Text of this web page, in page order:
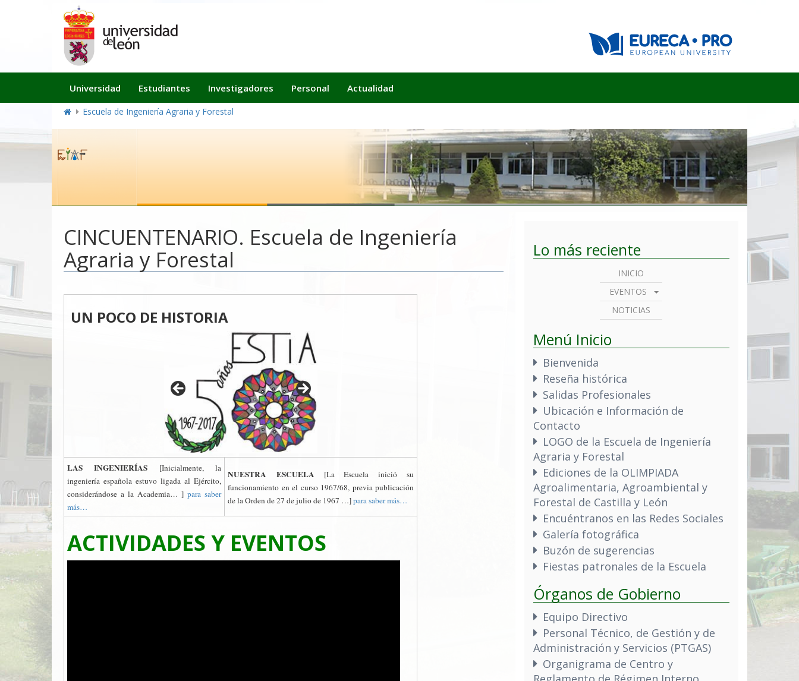
Navegación
principal
Universidad Estudiantes Investigadores Personal Actualidad
Escuela de Ingeniería Agraria y Forestal
CINCUENTENARIO. Escuela de Ingeniería
Agraria y Forestal
UN POCO DE HISTORIA
LAS INGENIERÍAS
[Inicialmente, la
ingeniería española estuvo ligada al Ejército,
considerándose a la Academia… ] para saber
más…
NUESTRA ESCUELA
[La Escuela inició su
funcionamiento en el curso 1967/68, previa publicación
de la Orden de 27 de julio de 1967 …]para saber más…
ACTIVIDADES Y EVENTOS
Lo más reciente
INICIO
EVENTOS
NOTICIAS
Menú Inicio
Bienvenida
Reseña histórica
Salidas Profesionales
Ubicación e Información de
Contacto
LOGO de la Escuela de Ingeniería
Agraria y Forestal
Ediciones de la OLIMPIADA
Agroalimentaria, Agroambiental y
Forestal de Castilla y León
Encuéntranos en las Redes Sociales
Galería fotográfica
Buzón de sugerencias
Fiestas patronales de la Escuela
Órganos de Gobierno
Equipo Directivo
Personal Técnico, de Gestión y de
Administración y Servicios (PTGAS)
Organigrama de Centro y